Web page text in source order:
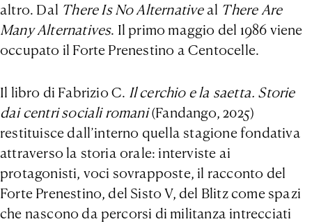
altro. Dal There Is No Alternative al There Are
Many Alternatives. Il primo maggio del 1986 viene
occupato il Forte Prenestino a Centocelle.
Il libro di Fabrizio C. Il cerchio e la saetta. Storie
dai centri sociali romani(Fandango, 2025)
restituisce dall’interno quella stagione fondativa
attraverso la storia orale: interviste ai
protagonisti, voci sovrapposte, il racconto del
Forte Prenestino, del Sisto V, del Blitz come spazi
che nascono da percorsi di militanza intrecciati